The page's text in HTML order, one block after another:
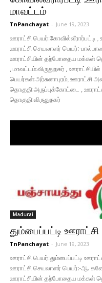
மாவட்டம்
TnPanchayat - June 19, 2023
ஊராட்சி பெயர்:கோவில்வீரார்பட்டி
ஊராட்சி செயலாளர் பெயர்:-
ஊராட்சியின் தற்போதைய மக்கள்
, மாவட்டம்:விருதுநகர் ,
பெயர்கள்:அர்சுனாபுரம், ஊராட்சி
தொகுதி:அருப்புக்கோட்டை ,
தொகுதி:விருதுநகர்
Madurai
தும்பைப்பட்டி
TnPanchayat - June 19, 2023
ஊராட்சி பெயர்:தும்பைப்பட்டி
ஊராட்சி செயலாளர் பெயர்:-ஆ.
ஊராட்சியின் தற்போதைய மக்கள்